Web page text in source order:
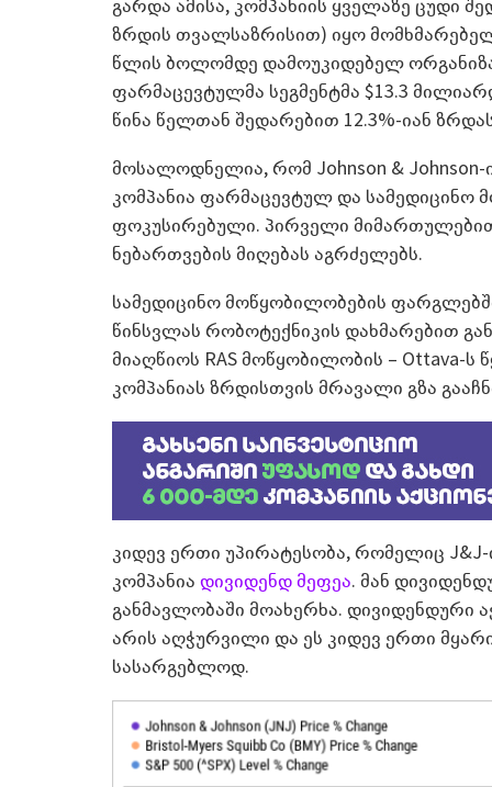
ზრდის თვალსაზრისით) იყო
წლის ბოლომდე დამოუკიდებელ
ფარმაცევტულმა სეგმენტმა $13.3
წინა წელთან შედარებით 12.3%-იან
მოსალოდნელია, რომ Johnson &
კომპანია ფარმაცევტულ და სამედიცინო
ფოკუსირებული. პირველი
ნებართვების მიღებას აგრძელებს.
სამედიცინო მოწყობილობების
წინსვლას რობოტექნიკის დახმარებით
მიაღწიოს RAS მოწყობილობის – Ottava-
კომპანიას ზრდისთვის მრავალი გზა
კიდევ ერთი უპირატესობა, რომელიც J&J-
კომპანია დივიდენდ მეფეა. მან
განმავლობაში მოახერხა. დივიდენდური
არის აღჭურვილი და ეს კიდევ ერთი
სასარგებლოდ.